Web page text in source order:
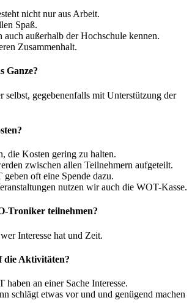
nicht nur aus Arbeit.
Spaß.
auch außerhalb der Hochschule kennen.
Zusammenhalt.
Ganze?
gegebenenfalls mit Unterstützung der
die Kosten gering zu halten.
zwischen allen Teilnehmern aufgeteilt.
oft eine Spende dazu.
nutzen wir auch die WOT-Kasse.
Troniker teilnehmen?
Interesse hat und Zeit.
die Aktivitäten?
haben an einer Sache Interesse.
schlägt etwas vor und und genügend machen